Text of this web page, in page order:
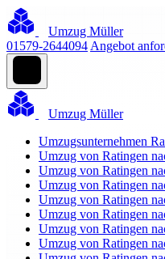
Umzug Müller
01579-2644094 Angebot
Umzug Müller
Umzugsunternehmen
Umzug von Ratingen
Umzug von Ratingen
Umzug von Ratingen
Umzug von Ratingen
Umzug von Ratingen
Umzug von Ratingen
Umzug von Ratingen